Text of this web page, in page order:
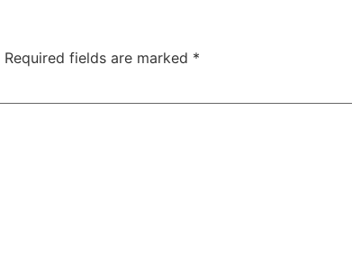
Required fields are marked *